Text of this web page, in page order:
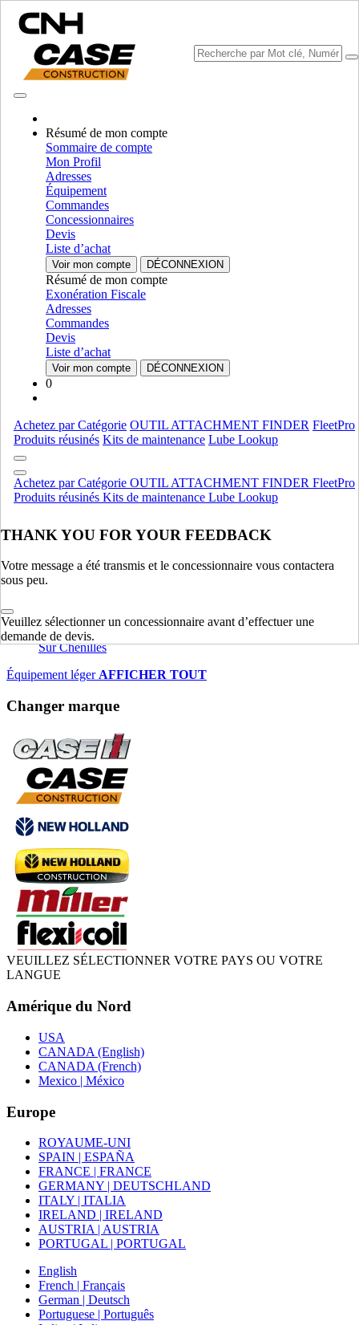
Résumé de mon compte
Sommaire de compte
Mon Profil
Adresses
Équipement
Commandes
Concessionnaires
Devis
Liste d’achat
Voir mon compte DÉCONNEXION
Résumé de mon compte
Exonération Fiscale
Adresses
Commandes
Devis
Liste d’achat
Voir mon compte DÉCONNEXION
0
Achetez par Catégorie OUTIL ATTACHMENT FINDER FleetPro
Produits réusinés Kits de maintenance Lube Lookup
Achetez par Catégorie OUTIL ATTACHMENT FINDER FleetPro
Produits réusinés Kits de maintenance Lube Lookup
THANK YOU FOR YOUR FEEDBACK
Votre message a été transmis et le concessionnaire vous contactera
sous peu.
Veuillez sélectionner un concessionnaire avant d’effectuer une
demande de devis.
Sélectionner marque
Fermer le Menu
ÉQUIPEMENT
AUTORÉPARATION
ÉQUIPEMENT ALL ÉQUIPEMENT
Moteur
Carter Carter
Fpt Fpt
Fpt Fpt
Moteur
Équipement lourd
Bouteurs Sur Chenilles Bouteurs Sur Chenilles
Charheuses Sur Pneus Compactes
Chargeuses Compactes Sur Chenilles
Sur Chenilles
Équipement léger AFFICHER TOUT
Changer marque
VEUILLEZ SÉLECTIONNER VOTRE PAYS OU VOTRE
LANGUE
Amérique du Nord
USA
CANADA (English)
CANADA (French)
Mexico | México
Europe
ROYAUME-UNI
SPAIN | ESPAÑA
FRANCE | FRANCE
GERMANY | DEUTSCHLAND
ITALY | ITALIA
IRELAND | IRELAND
AUSTRIA | AUSTRIA
PORTUGAL | PORTUGAL
English
French | Français
German | Deutsch
Portuguese | Português